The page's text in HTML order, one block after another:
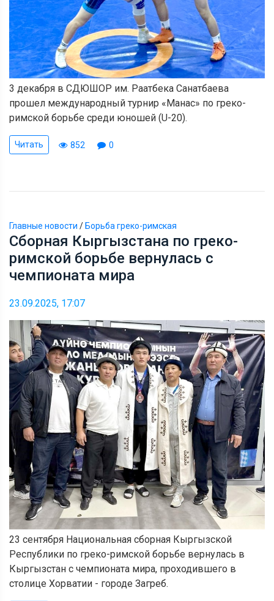
3 декабря в СДЮШОР им. Раатбека Санатбаева
прошел международный турнир «Манас» по греко-
римской борьбе среди юношей (U-20).
Читать 852 0
Главные новости / Борьба греко-римская
Сборная Кыргызстана по греко-
римской борьбе вернулась с
чемпионата мира
23.09.2025, 17:07
23 сентября Национальная сборная Кыргызской
Республики по греко-римской борьбе вернулась в
Кыргызстан с чемпионата мира, проходившего в
столице Хорватии - городе Загреб.